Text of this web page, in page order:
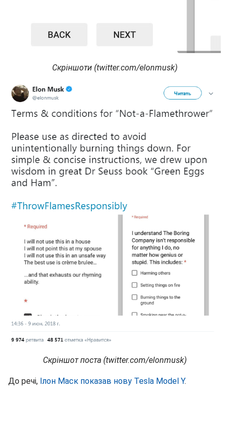
Скріншоти (twitter.com/elonmusk)
Скріншот поста (twitter.com/elonmusk)
До речі, Ілон Маск показав нову Tesla Model Y.